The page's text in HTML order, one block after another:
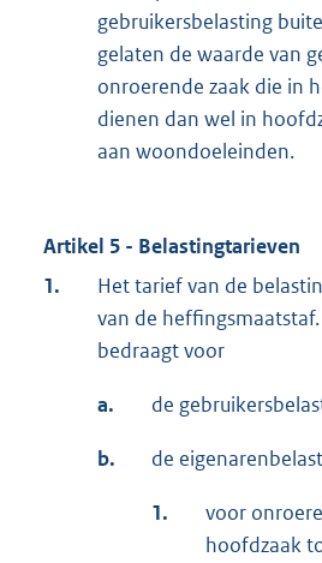
gebruikersbelasting
gelaten de waarde van
onroerende zaak die in
dienen dan wel in
aan woondoeleinden.
Artikel 5 - Belastingtarieven
1.
Het tarief van de
van de
bedraagt voor
a. de
b. de
1.
voor
hoofdzaak